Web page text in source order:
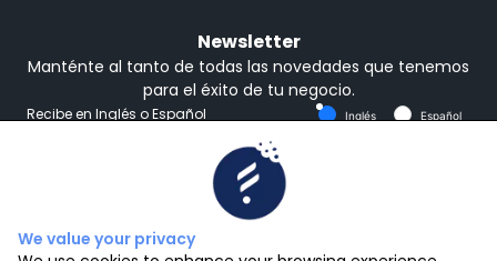
Newsletter
Manténte al tanto de todas las novedades que tenemos
para el éxito de tu negocio.
Recibe en Inglés o Español Inglés Español
We value your privacy